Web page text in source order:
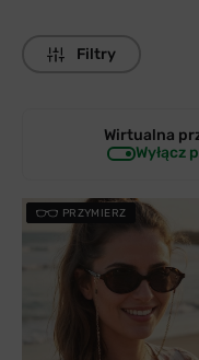
Filtry
Wirtualna
Wyłącz
PRZYMIERZ